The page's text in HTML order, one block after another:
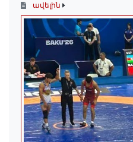
ավելին